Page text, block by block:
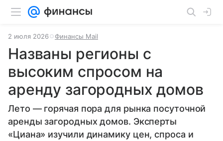
2 июля 2026 Финансы Mail
Названы регионы с
высоким спросом на
аренду загородных домов
Лето — горячая пора для рынка посуточной
аренды загородных домов. Эксперты
«Циана» изучили динамику цен, спроса и